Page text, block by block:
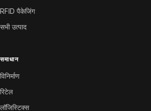
RFID पैकेजिंग
सभी उत्पाद
समाधान
विनिर्माण
रिटेल
लॉजिस्टिक्स